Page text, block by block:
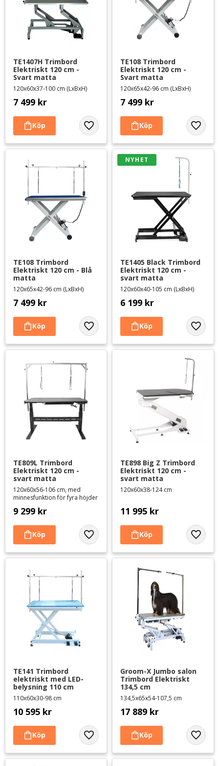
TE1407H Trimbord
Elektriskt 120 cm -
Svart matta
120x60x37-100 cm (LxBxH)
7 499 kr
Lägg till i favoriter
TE108 Trimbord
Elektriskt 120 cm -
Svart matta
120x65x42-96 cm (LxBxH)
7 499 kr
Lägg
TE108 Trimbord
Elektriskt 120 cm - Blå
matta
120x65x42-96 cm (LxBxH)
7 499 kr
Lägg till i favoriter
TE1405 Black Trimbord
Elektriskt 120 cm -
svart matta
120x60x40-105 cm (LxBxH)
6 199 kr
NYHET
Lägg
TE809L Trimbord
Elektriskt 120 cm -
svart matta
120x60x56-106 cm, med
minnesfunktion för fyra höjder
9 299 kr
Lägg till i favoriter
TE898 Big Z Trimbord
Elektriskt 120 cm -
svart matta
120x60x38-124 cm
11 995 kr
Lägg
TE141 Trimbord
elektriskt med LED-
belysning 110 cm
110x60x30-98 cm
10 595 kr
Lägg till i favoriter
Groom-X Jumbo salon
Trimbord Elektriskt
134,5 cm
134,5x65x54-107,5 cm
17 889 kr
Lägg